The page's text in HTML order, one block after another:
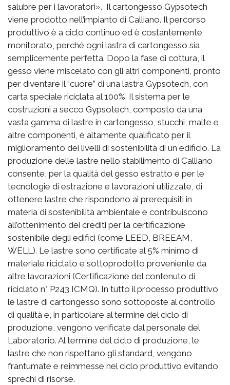
salubre per i lavoratori». Il cartongesso Gypsotech
viene prodotto nell’impianto di Calliano. Il percorso
produttivo è a ciclo continuo ed è costantemente
monitorato, perché ogni lastra di cartongesso sia
semplicemente perfetta. Dopo la fase di cottura, il
gesso viene miscelato con gli altri componenti, pronto
per diventare il “cuore” di una lastra Gypsotech, con
carta speciale riciclata al 100%. Il sistema per le
costruzioni a secco Gypsotech, composto da una
vasta gamma di lastre in cartongesso, stucchi, malte e
altre componenti, è altamente qualificato per il
miglioramento dei livelli di sostenibilità di un edificio. La
produzione delle lastre nello stabilimento di Calliano
consente, per la qualità del gesso estratto e per le
tecnologie di estrazione e lavorazioni utilizzate, di
ottenere lastre che rispondono ai prerequisiti in
materia di sostenibilità ambientale e contribuiscono
all’ottenimento dei crediti per la certificazione
sostenibile degli edifici (come LEED, BREEAM,
WELL). Le lastre sono certificate al 5% minimo di
materiale riciclato e sottoprodotto proveniente da
altre lavorazioni (Certificazione del contenuto di
riciclato n° P243 ICMQ). In tutto il processo produttivo
le lastre di cartongesso sono sottoposte al controllo
di qualità e, in particolare al termine del ciclo di
produzione, vengono verificate dal personale del
Laboratorio. Al termine del ciclo di produzione, le
lastre che non rispettano gli standard, vengono
frantumate e reimmesse nel ciclo produttivo evitando
sprechi di risorse.